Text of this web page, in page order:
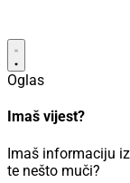
Oglas
Imaš vijest?
Imaš informaciju
te nešto muči?